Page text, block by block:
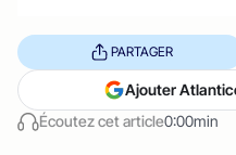
Écoutez cet article0:00min
PARTAGER
Ajouter